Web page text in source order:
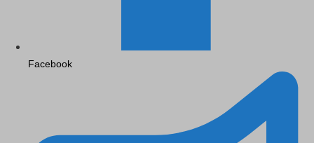
Facebook